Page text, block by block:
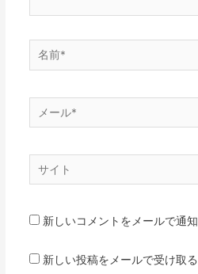
前
ー
イ
新しいコメントをメールで通知
新しい投稿をメールで受け取る